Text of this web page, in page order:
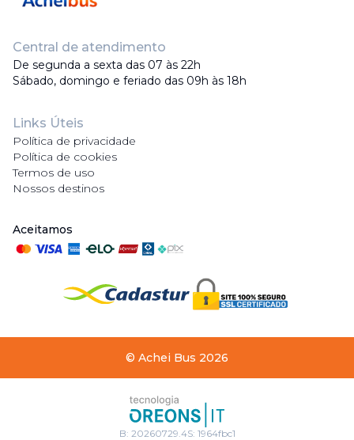
Central de atendimento
De segunda a sexta das 07 às 22h
Sábado, domingo e feriado das 09h às 18h
Links Úteis
Política de privacidade
Política de cookies
Termos de uso
Nossos destinos
Aceitamos
© Achei Bus 2026
B: 20260729.4S: 1964fbc1